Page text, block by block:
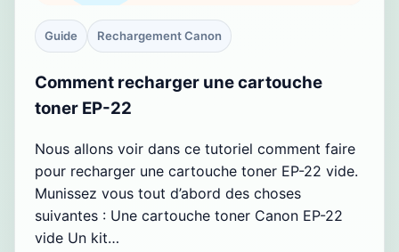
Guide Rechargement Canon
Comment recharger une cartouche
toner EP-22
Nous allons voir dans ce tutoriel comment faire
pour recharger une cartouche toner EP-22 vide.
Munissez vous tout d’abord des choses
suivantes : Une cartouche toner Canon EP-22
vide Un kit…